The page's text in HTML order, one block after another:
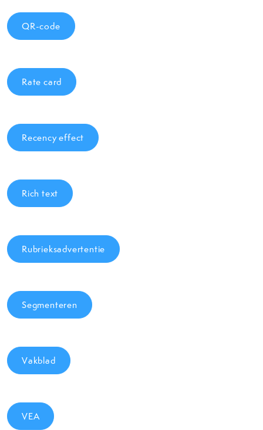
QR-code
Rate card
Recency effect
Rich text
Rubrieksadvertentie
Segmenteren
Vakblad
VEA